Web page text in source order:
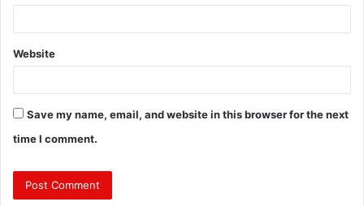
Website
Save my name, email, and website in this browser for the next
time I comment.